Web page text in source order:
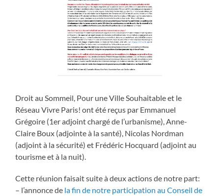
Droit au Sommeil, Pour une Ville Souhaitable et le
Réseau Vivre Paris! ont été reçus par Emmanuel
Grégoire (1er adjoint chargé de l’urbanisme), Anne-
Claire Boux (adjointe à la santé), Nicolas Nordman
(adjoint à la sécurité) et Frédéric Hocquard (adjoint au
tourisme et à la nuit).
Cette réunion faisait suite à deux actions de notre part:
– l’annonce de la fin de notre participation au Conseil de